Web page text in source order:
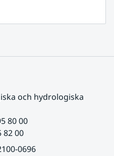
och hydrologiska
80 00
82 00
0696